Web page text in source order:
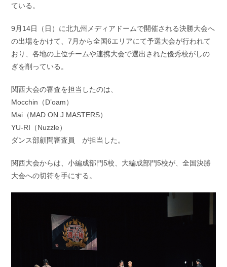
ている。
9月14日（日）に北九州メディアドームで開催される決勝大会へ
の出場をかけて、7月から全国6エリアにて予選大会が行われて
おり、各地の上位チームや連携大会で選出された優秀校がしの
ぎを削っている。
関西大会の審査を担当したのは、
Mocchin（D’oam）
Mai（MAD ON J MASTERS）
YU-RI（Nuzzle）
ダンス部顧問審査員 が担当した。
関西大会からは、小編成部門5校、大編成部門5校が、全国決勝
大会への切符を手にする。